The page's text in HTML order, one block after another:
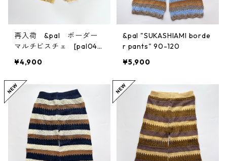
再入荷 &pal ボーダー
マルチビスチェ [pal045
¥4,900
&pal "SUKASHIAMI borde
r pants" 90-120
¥5,900